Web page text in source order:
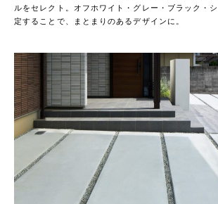
ルをセレクト。オフホワイト・グレー・ブラック・
定することで、まとまりのあるデザインに。